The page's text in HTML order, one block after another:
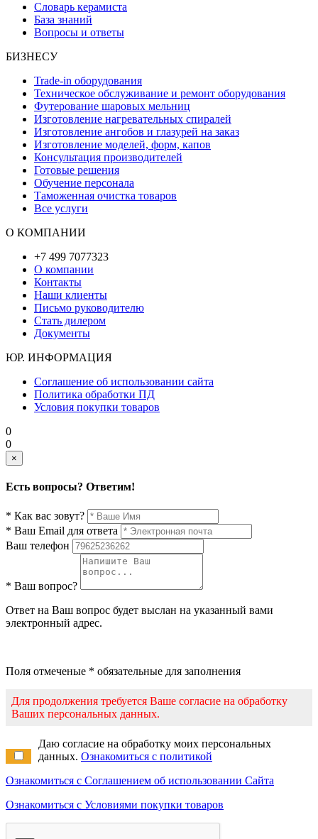
Словарь керамиста
База знаний
Вопросы и ответы
БИЗНЕСУ
Trade-in оборудования
Техническое обслуживание и ремонт оборудования
Футерование шаровых мельниц
Изготовление нагревательных спиралей
Изготовление ангобов и глазурей на заказ
Изготовление моделей, форм, капов
Консультация производителей
Готовые решения
Обучение персонала
Таможенная очистка товаров
Все услуги
О КОМПАНИИ
+7 499 7077323
О компании
Контакты
Наши клиенты
Письмо руководителю
Стать дилером
Документы
ЮР. ИНФОРМАЦИЯ
Соглашение об использовании сайта
Политика обработки ПД
Условия покупки товаров
0
0
×
Есть вопросы? Ответим!
* Как вас зовут?
* Ваш Email для ответа
Ваш телефон
* Ваш вопрос?
Ответ на Ваш вопрос будет выслан на указанный вами
электронный адрес.
Поля отмеченые * обязательные для заполнения
Для продолжения требуется Ваше согласие на обработку
Ваших персональных данных.
Даю согласие на обработку моих персональных
данных. Ознакомиться с политикой
Ознакомиться с Соглашением об использовании Сайта
Ознакомиться с Условиями покупки товаров